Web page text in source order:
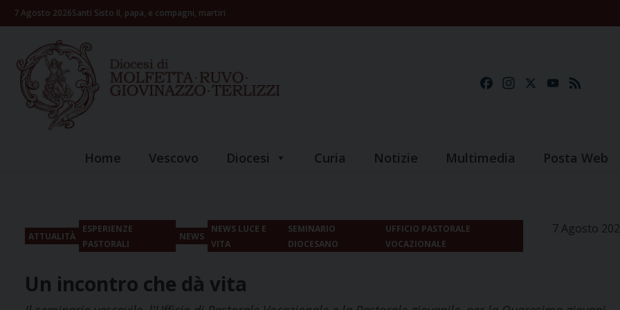
Skip7 Agosto 2026Santi Sisto II, papa, e compagni, martiri
FacebookInstagramYouTube
Home Vescovo Diocesi Curia Notizie Multimedia Posta Web
ATTUALITÀ
ESPERIENZE
PASTORALI
NEWS
NEWS LUCE E
VITA
SEMINARIO
DIOCESANO
UFFICIO PASTORALE
VOCAZIONALE
7 Agosto
Un incontro che dà vita